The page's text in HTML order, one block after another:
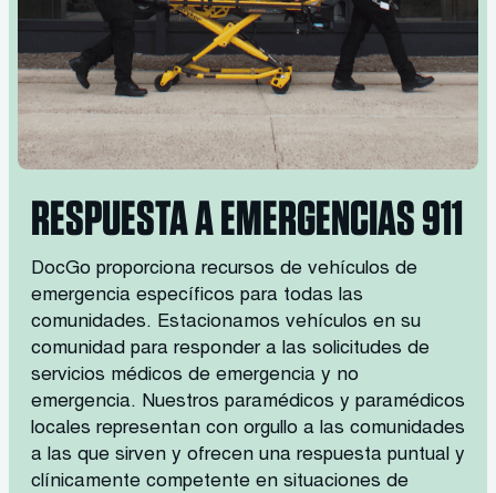
RESPUESTA A EMERGENCIAS 911
DocGo proporciona recursos de vehículos de
emergencia específicos para todas las
comunidades. Estacionamos vehículos en su
comunidad para responder a las solicitudes de
servicios médicos de emergencia y no
emergencia. Nuestros paramédicos y paramédicos
locales representan con orgullo a las comunidades
a las que sirven y ofrecen una respuesta puntual y
clínicamente competente en situaciones de